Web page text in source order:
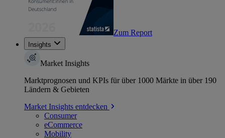
Zum Report
Insights
Market Insights
Marktprognosen und KPIs für über 1000 Märkte in über 190
Ländern & Gebieten
Market Insights entdecken
Consumer
eCommerce
Mobility